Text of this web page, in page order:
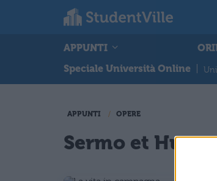
APPUNTI
Speciale Università Online
APPUNTI OPERE
Sermo et